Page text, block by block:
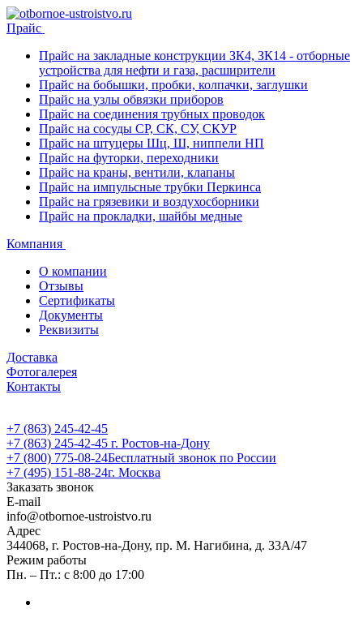
Прайс
Прайс на закладные конструкции ЗК4, ЗК14 - отборные
устройства для нефти и газа, расширители
Прайс на бобышки, пробки, колпачки, заглушки
Прайс на узлы обвязки приборов
Прайс на соединения трубных проводок
Прайс на сосуды СР, СК, СУ, СКУР
Прайс на штуцеры Шц, Ш, ниппели НП
Прайс на футорки, переходники
Прайс на краны, вентили, клапаны
Прайс на импульсные трубки Перкинса
Прайс на грязевики и воздухосборники
Прайс на прокладки, шайбы медные
Компания
О компании
Отзывы
Сертификаты
Документы
Реквизиты
Доставка
Фотогалерея
Контакты
+7 (863) 245-42-45
+7 (863) 245-42-45 г. Ростов-на-Дону
+7 (800) 775-08-24Бесплатный звонок по России
+7 (495) 151-88-24г. Москва
Заказать звонок
E-mail
info@otbornoe-ustroistvo.ru
Адрес
344068, г. Ростов-на-Дону, пр. М. Нагибина, д. 33А/47
Режим работы
Пн. – Пт.: с 8:00 до 17:00